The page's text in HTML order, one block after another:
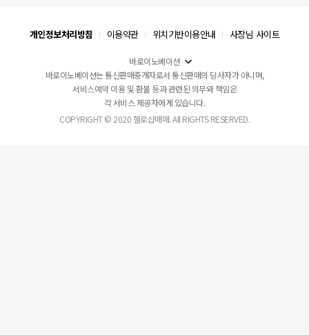
개인정보처리방침 이용약관 위치기반이용안내 사장님 사이트
바로이노베이션
바로이노베이션는 통신판매중개자로서 통신판매의 당사자가 아니며,
서비스예약 이용 및 환불 등과 관련된 의무와 책임은
각 서비스 제공자에게 있습니다.
COPYRIGHT © 2020 헬로샵매매. All RIGHTS RESERVED.